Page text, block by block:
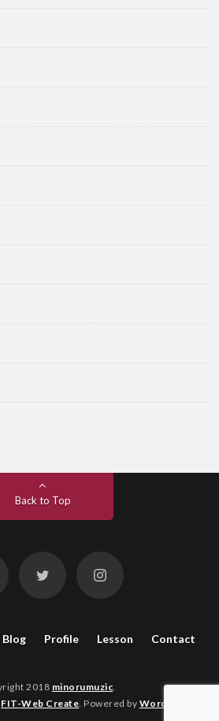
Back to Top
Blog Profile Lesson Contact
2018 minorumuzic
FIT-Web Create . Powered by WordPress